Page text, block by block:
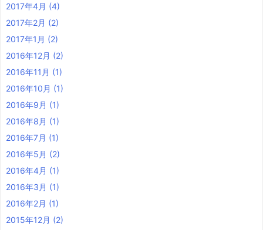
2017年4月 (4)
2017年2月 (2)
2017年1月 (2)
2016年12月 (2)
2016年11月 (1)
2016年10月 (1)
2016年9月 (1)
2016年8月 (1)
2016年7月 (1)
2016年5月 (2)
2016年4月 (1)
2016年3月 (1)
2016年2月 (1)
2015年12月 (2)